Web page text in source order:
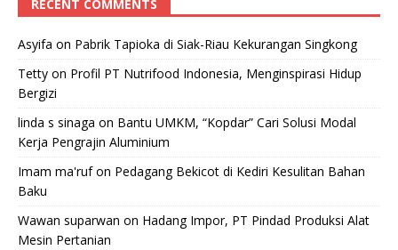
RECENT COMMENTS
Asyifa on Pabrik Tapioka di Siak-Riau Kekurangan Singkong
Tetty on Profil PT Nutrifood Indonesia, Menginspirasi Hidup
Bergizi
linda s sinaga on Bantu UMKM, “Kopdar” Cari Solusi Modal
Kerja Pengrajin Aluminium
Imam ma'rufon Pedagang Bekicot di Kediri Kesulitan Bahan
Baku
Wawan suparwan on Hadang Impor, PT Pindad Produksi Alat
Mesin Pertanian